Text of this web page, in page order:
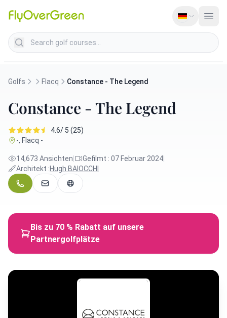
Search golf courses
Golfs Flacq Constance - The Legend
Constance - The Legend
4.6/ 5 (25)
-, Flacq -
14,673 Ansichten Gefilmt : 07 Februar 2024
Architekt :Hugh BAIOCCHI
Bis zu 70 % Rabatt auf unsere
Partnergolfplätze